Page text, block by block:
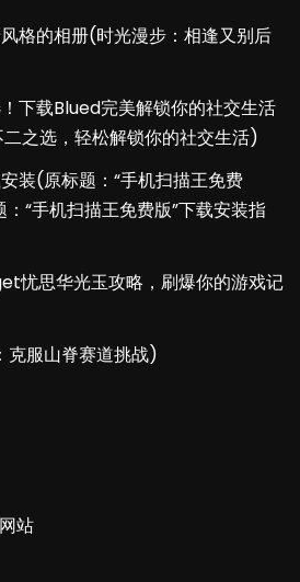
格的相册(时光漫步：相逢又别后
下载Blued完美解锁你的社交生活
之选，轻松解锁你的社交生活)
装(原标题：“手机扫描王免费
“手机扫描王免费版”下载安装指
忧思华光玉攻略，刷爆你的游戏记
克服山脊赛道挑战)
站